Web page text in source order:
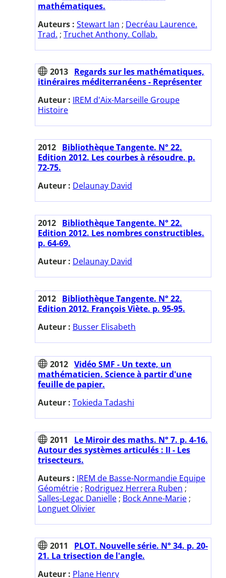
mathématiques.
Auteurs : Stewart Ian ; Decréau Laurence.
Trad. ; Truchet Anthony. Collab.
2013 Regards sur les mathématiques,
itinéraires méditerranéens - Représenter
Auteur : IREM d'Aix-Marseille Groupe
Histoire
2012 Bibliothèque Tangente. N° 22.
Edition 2012. Les courbes à résoudre. p.
72-75.
Auteur : Delaunay David
2012 Bibliothèque Tangente. N° 22.
Edition 2012. Les nombres constructibles.
p. 64-69.
Auteur : Delaunay David
2012 Bibliothèque Tangente. N° 22.
Edition 2012. François Viète. p. 95-95.
Auteur : Busser Elisabeth
2012 Vidéo SMF - Un texte, un
mathématicien. Science à partir d'une
feuille de papier.
Auteur : Tokieda Tadashi
2011
Le Miroir des maths. N° 7. p. 4-16.
Autour des systèmes articulés : II - Les
trisecteurs.
Auteurs : IREM de Basse-Normandie Equipe
Géométrie ; Rodriguez Herrera Ruben ;
Salles-Legac Danielle ; Bock Anne-Marie ;
Longuet Olivier
2011
PLOT. Nouvelle série. N° 34. p. 20-
21. La trisection de l'angle.
Auteur : Plane Henry